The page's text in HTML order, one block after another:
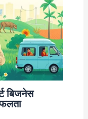
बिजनेस